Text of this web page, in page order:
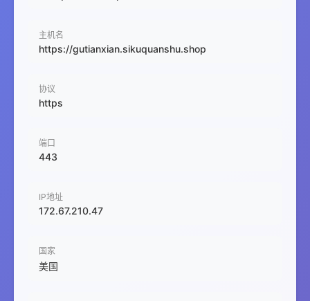
主机名
https://gutianxian.sikuquanshu.shop
协议
https
端口
443
IP地址
172.67.210.47
国家
美国